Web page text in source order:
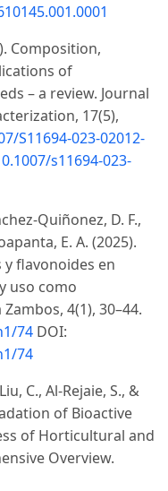
Composition,
of
– a review. Journal
17(5),
S11694-023-02012-
s11694-023-
Quiñonez, D. F.,
E. A. (2025).
flavonoides en
uso como
4(1), 30–44.
74 DOI:
74
C., Al-Rejaie, S., &
of Bioactive
of Horticultural and
Overview.